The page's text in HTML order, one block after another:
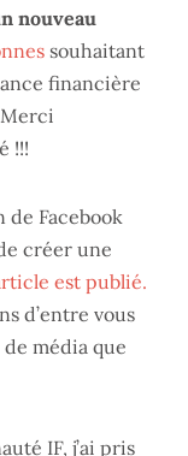
nouveau
souhaitant
financière
!!!
de Facebook
créer une
est publié.
d’entre vous
média que
IF, j’ai pris